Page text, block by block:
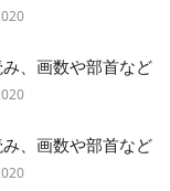
み、画数や部首など
み、画数や部首など